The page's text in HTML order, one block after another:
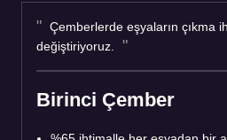
Çemberlerde eşyaların çıkma
değiştiriyoruz.
Birinci Çember